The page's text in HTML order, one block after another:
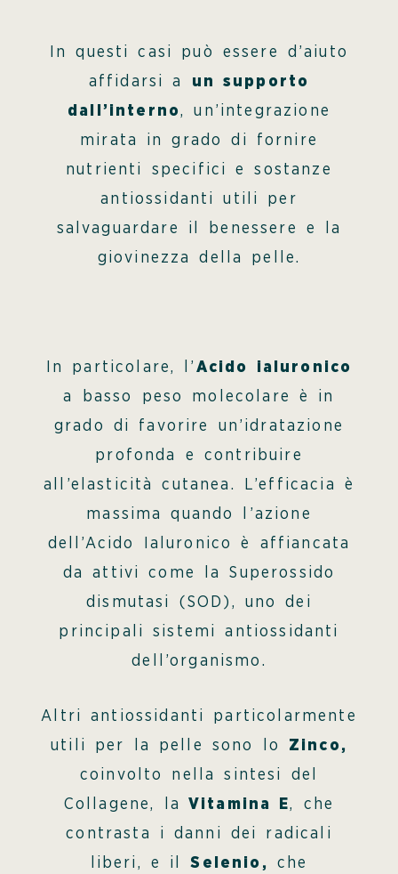
In questi casi può essere d’aiuto
affidarsi a un supporto
dall’interno, un’integrazione
mirata in grado di fornire
nutrienti specifici e sostanze
antiossidanti utili per
salvaguardare il benessere e la
giovinezza della pelle.
In particolare, l’ Acido ialuronico
a basso peso molecolare è in
grado di favorire un’idratazione
profonda e contribuire
all’elasticità cutanea. L’efficacia è
massima quando l’azione
dell’Acido Ialuronico è affiancata
da attivi come la Superossido
dismutasi (SOD), uno dei
principali sistemi antiossidanti
dell’organismo.
Altri antiossidanti particolarmente
utili per la pelle sono lo Zinco,
coinvolto nella sintesi del
Collagene, la
Vitamina E, che
contrasta i danni dei radicali
liberi, e ilSelenio,
che